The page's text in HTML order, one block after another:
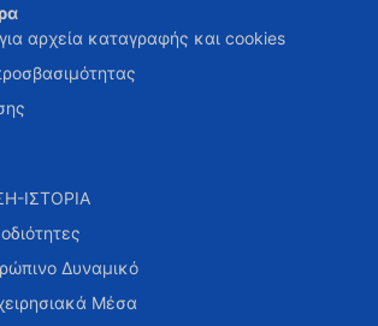
αρχεία καταγραφής και cookies
ΙΣΤΟΡΙΑ
Δυναμικό
Μέσα